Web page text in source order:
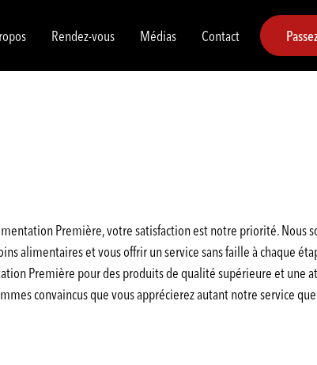
Rendez-vous Médias Contact
Première, votre satisfaction est notre priorité. Nous
alimentaires et vous offrir un service sans faille à chaque
Première pour des produits de qualité supérieure et une
convaincus que vous apprécierez autant notre service